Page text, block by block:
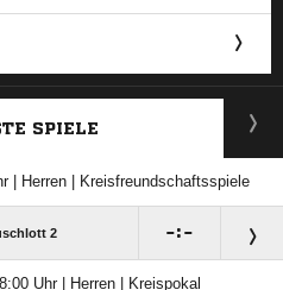
SPIELE
| Herren | Kreisfreundschaftsspiele
2 :
Uhr | Herren | Kreispokal